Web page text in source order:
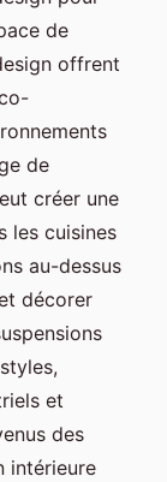
de
offrent
de
créer une
les cuisines
au-dessus
décorer
et
des
intérieure